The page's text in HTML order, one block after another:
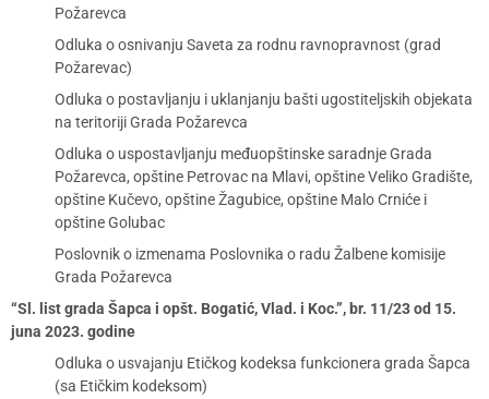
Požarevca
Odluka o osnivanju Saveta za rodnu ravnopravnost (grad
Požarevac)
Odluka o postavljanju i uklanjanju bašti ugostiteljskih objekata
na teritoriji Grada Požarevca
Odluka o uspostavljanju međuopštinske saradnje Grada
Požarevca, opštine Petrovac na Mlavi, opštine Veliko Gradište,
opštine Kučevo, opštine Žagubice, opštine Malo Crniće i
opštine Golubac
Poslovnik o izmenama Poslovnika o radu Žalbene komisije
Grada Požarevca
“Sl. list grada Šapca i opšt. Bogatić, Vlad. i Koc.”, br. 11/23 od 15.
juna 2023. godine
Odluka o usvajanju Etičkog kodeksa funkcionera grada Šapca
(sa Etičkim kodeksom)